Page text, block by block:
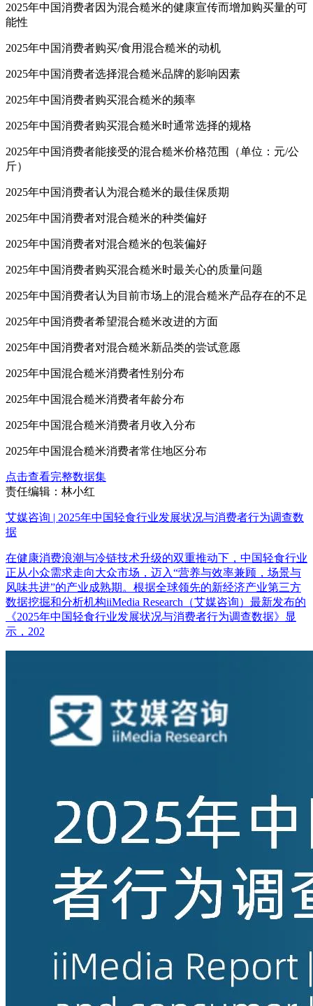
2025年中国消费者因为混合糙米的健康宣传而增加购买量的可
能性
2025年中国消费者购买/食用混合糙米的动机
2025年中国消费者选择混合糙米品牌的影响因素
2025年中国消费者购买混合糙米的频率
2025年中国消费者购买混合糙米时通常选择的规格
2025年中国消费者能接受的混合糙米价格范围（单位：元/公
斤）
2025年中国消费者认为混合糙米的最佳保质期
2025年中国消费者对混合糙米的种类偏好
2025年中国消费者对混合糙米的包装偏好
2025年中国消费者购买混合糙米时最关心的质量问题
2025年中国消费者认为目前市场上的混合糙米产品存在的不足
2025年中国消费者希望混合糙米改进的方面
2025年中国消费者对混合糙米新品类的尝试意愿
2025年中国混合糙米消费者性别分布
2025年中国混合糙米消费者年龄分布
2025年中国混合糙米消费者月收入分布
2025年中国混合糙米消费者常住地区分布
点击查看完整数据集
责任编辑：林小红
艾媒咨询 | 2025年中国轻食行业发展状况与消费者行为调查数
据
在健康消费浪潮与冷链技术升级的双重推动下，中国轻食行业
正从小众需求走向大众市场，迈入“营养与效率兼顾，场景与
风味共进”的产业成熟期。根据全球领先的新经济产业第三方
数据挖掘和分析机构iiMedia Research（艾媒咨询）最新发布的
《2025年中国轻食行业发展状况与消费者行为调查数据》显
示，202